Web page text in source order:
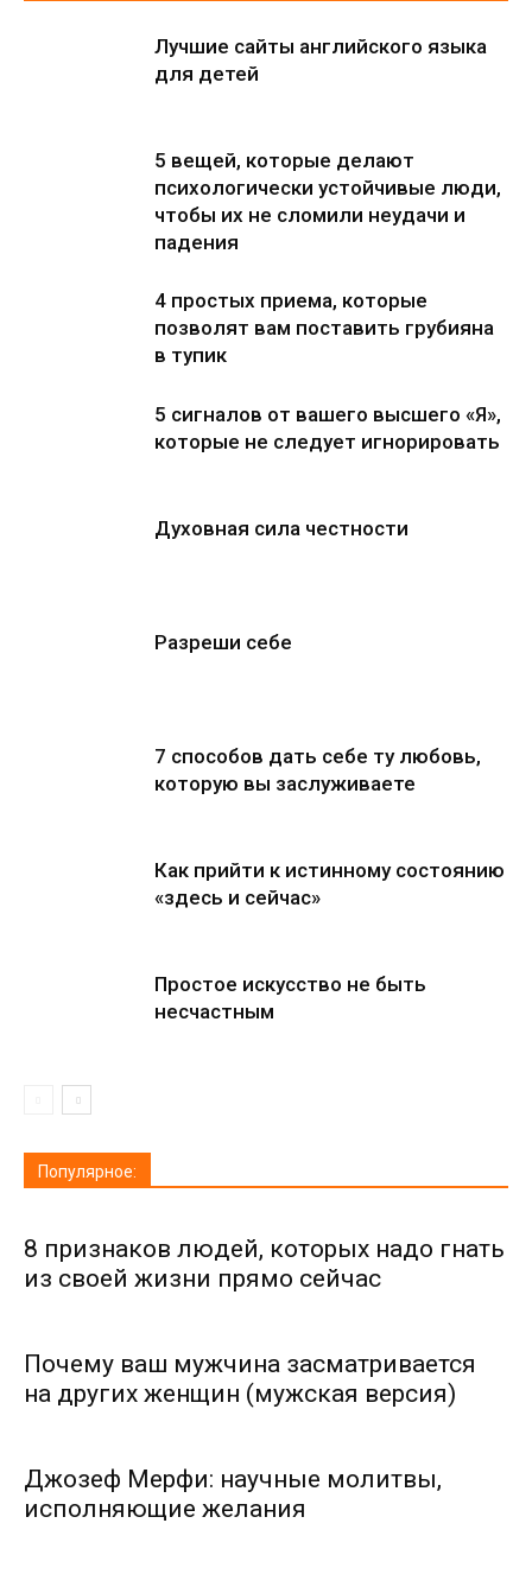
Лучшие сайты английского языка
для детей
5 вещей, которые делают
психологически устойчивые люди,
чтобы их не сломили неудачи и
падения
4 простых приема, которые
позволят вам поставить грубияна
в тупик
5 сигналов от вашего высшего «Я»,
которые не следует игнорировать
Духовная сила честности
Разреши себе
7 способов дать себе ту любовь,
которую вы заслуживаете
Как прийти к истинному состоянию
«здесь и сейчас»
Простое искусство не быть
несчастным
Популярное:
8 признаков людей, которых надо гнать
из своей жизни прямо сейчас
Почему ваш мужчина засматривается
на других женщин (мужская версия)
Джозеф Мерфи: научные молитвы,
исполняющие желания